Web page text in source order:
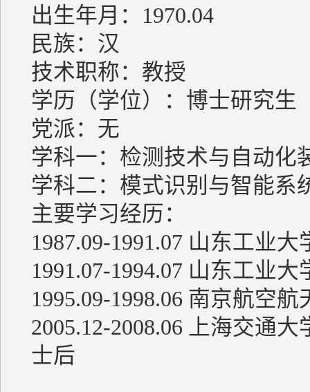
出生年月：1970.04
民族：汉
技术职称：教授
学历（学位）：博士研究生
党派：无
学科一：检测技术与自动化
学科二：模式识别与智能系
主要学习经历：
1987.09-1991.07 山东工业
1991.07-1994.07 山东工业
1995.09-1998.06 南京航空
2005.12-2008.06 上海交通
士后